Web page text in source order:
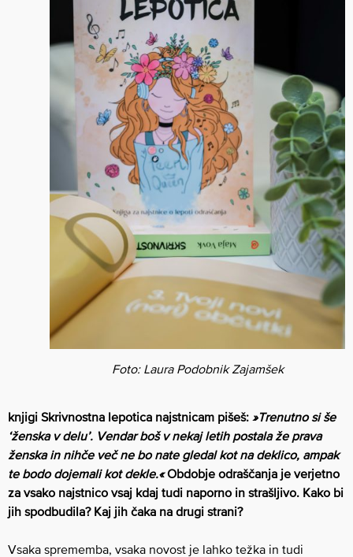
Foto: Laura Podobnik Zajamšek
knjigi Skrivnostna lepotica najstnicam pišeš: »Trenutno si še
‘ženska v delu’. Vendar boš v nekaj letih postala že prava
ženska in nihče več ne bo nate gledal kot na deklico, ampak
te bodo dojemali kot dekle.«Obdobje odraščanja je verjetno
za vsako najstnico vsaj kdaj tudi naporno in strašljivo. Kako bi
jih spodbudila? Kaj jih čaka na drugi strani?
Vsaka sprememba, vsaka novost je lahko težka in tudi